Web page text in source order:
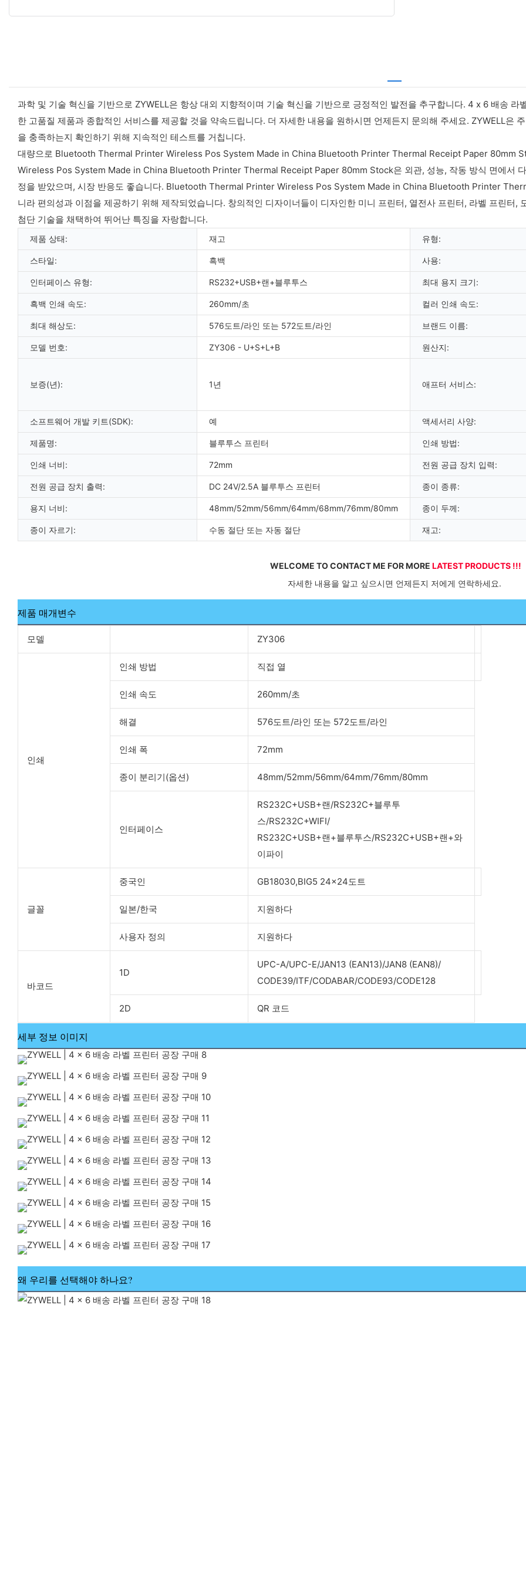
과학 및 기술 혁신을 기반으로 ZYWELL은 항상 대외 지향적이며 기술 혁신을 기반으로 긍정적인 발전을 추구합니다. 4 x 6 배송
한 고품질 제품과 종합적인 서비스를 제공할 것을 약속드립니다. 더 자세한 내용을 원하시면 언제든지 문의해 주세요. ZYWELL은
을 충족하는지 확인하기 위해 지속적인 테스트를 거칩니다.
대량으로 Bluetooth Thermal Printer Wireless Pos System Made in China Bluetooth Printer Thermal Receipt Paper 80mm
Wireless Pos System Made in China Bluetooth Printer Thermal Receipt Paper 80mm Stock은 외관, 성능, 작동 방식 면에서
정을 받았으며, 시장 반응도 좋습니다. Bluetooth Thermal Printer Wireless Pos System Made in China Bluetooth Printer
니라 편의성과 이점을 제공하기 위해 제작되었습니다. 창의적인 디자이너들이 디자인한 미니 프린터, 열전사 프린터, 라벨 프린터,
첨단 기술을 채택하여 뛰어난 특징을 자랑합니다.
제품 상태: 재고 유형:
스타일: 흑백 사용:
인터페이스 유형: RS232+USB+랜+블루투스 최대 용지 크기:
흑백 인쇄 속도: 260mm/초 컬러 인쇄 속도:
최대 해상도: 576도트/라인 또는 572도트/라인 브랜드 이름:
모델 번호: ZY306 - U+S+L+B 원산지:
보증(년): 1년 애프터 서비스:
소프트웨어 개발 키트(SDK): 예 액세서리 사양:
제품명: 블루투스 프린터 인쇄 방법:
인쇄 너비: 72mm 전원 공급 장치 입력:
전원 공급 장치 출력: DC 24V/2.5A 블루투스 프린터 종이 종류:
용지 너비: 48mm/52mm/56mm/64mm/68mm/76mm/80mm 종이 두께:
종이 자르기: 수동 절단 또는 자동 절단 재고:
WELCOME TO CONTACT ME FOR MORE LATEST PRODUCTS !!!
자세한 내용을 알고 싶으시면 언제든지 저에게 연락하세요.
제품 매개변수
모델 ZY306
인쇄
인쇄 방법 직접 열
인쇄 속도 260mm/초
해결 576도트/라인 또는 572도트/라인
인쇄 폭 72mm
종이 분리기(옵션) 48mm/52mm/56mm/64mm/76mm/80mm
인터페이스
RS232C+USB+랜/RS232C+블루투
스/RS232C+WIFI/
RS232C+USB+랜+블루투스/RS232C+USB+랜+와
이파이
글꼴
중국인 GB18030,BIG5 24x24도트
일본/한국 지원하다
사용자 정의 지원하다
바코드
1D
UPC-A/UPC-E/JAN13 (EAN13)/JAN8 (EAN8)/
CODE39/ITF/CODABAR/CODE93/CODE128
2D QR 코드
세부 정보 이미지
왜 우리를 선택해야 하나요?